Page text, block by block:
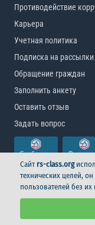
Противодействие
Карьера
Учетная политика
Подписка на рассылки
Обращение граждан
Заполнить анкету
Оставить отзыв
Задать вопрос
© Российский морской
Сайт rs-class.org
технических целей,
пользователей без их